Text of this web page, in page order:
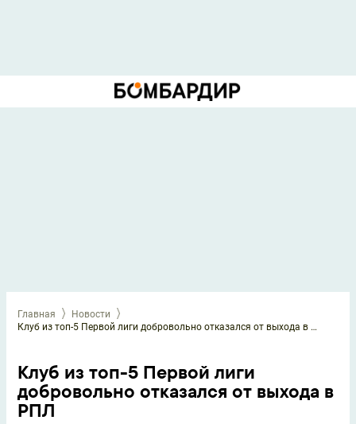
Главная
Новости
Клуб из топ-5 Первой лиги добровольно отказался от выхода в РПЛ
Клуб из топ-5 Первой лиги
добровольно отказался от выхода в
РПЛ